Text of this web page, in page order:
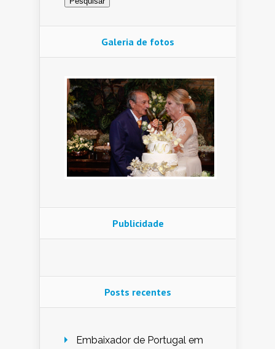
Galeria de fotos
Publicidade
Posts recentes
Embaixador de Portugal em